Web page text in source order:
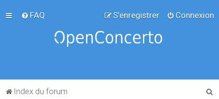
FAQ Connexion
S’enregistrer
Index du forum